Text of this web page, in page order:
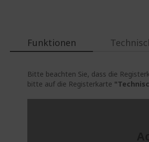
Funktionen
Bitte beachten Sie, dass die
bitte auf die Registerkarte